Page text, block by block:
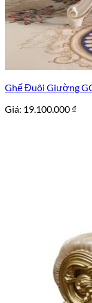
Ghế Đuôi Giường
Giá: 19.100.000 ₫